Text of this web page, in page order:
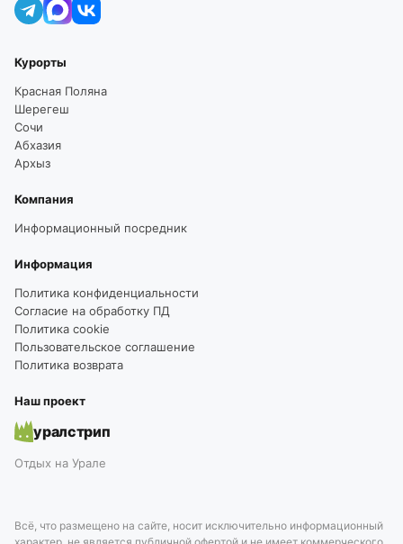
Курорты
Красная Поляна
Шерегеш
Сочи
Абхазия
Архыз
Компания
Информационный посредник
Информация
Политика конфиденциальности
Согласие на обработку ПД
Политика cookie
Пользовательское соглашение
Политика возврата
Наш проект
уралстрип
Отдых на Урале
Всё, что размещено на сайте, носит исключительно информационный